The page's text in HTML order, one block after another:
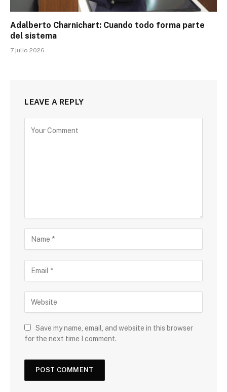
Adalberto Charnichart: Cuando todo forma parte
del sistema
7 julio 2026
LEAVE A REPLY
Save my name, email, and website in this browser
for the next time I comment.